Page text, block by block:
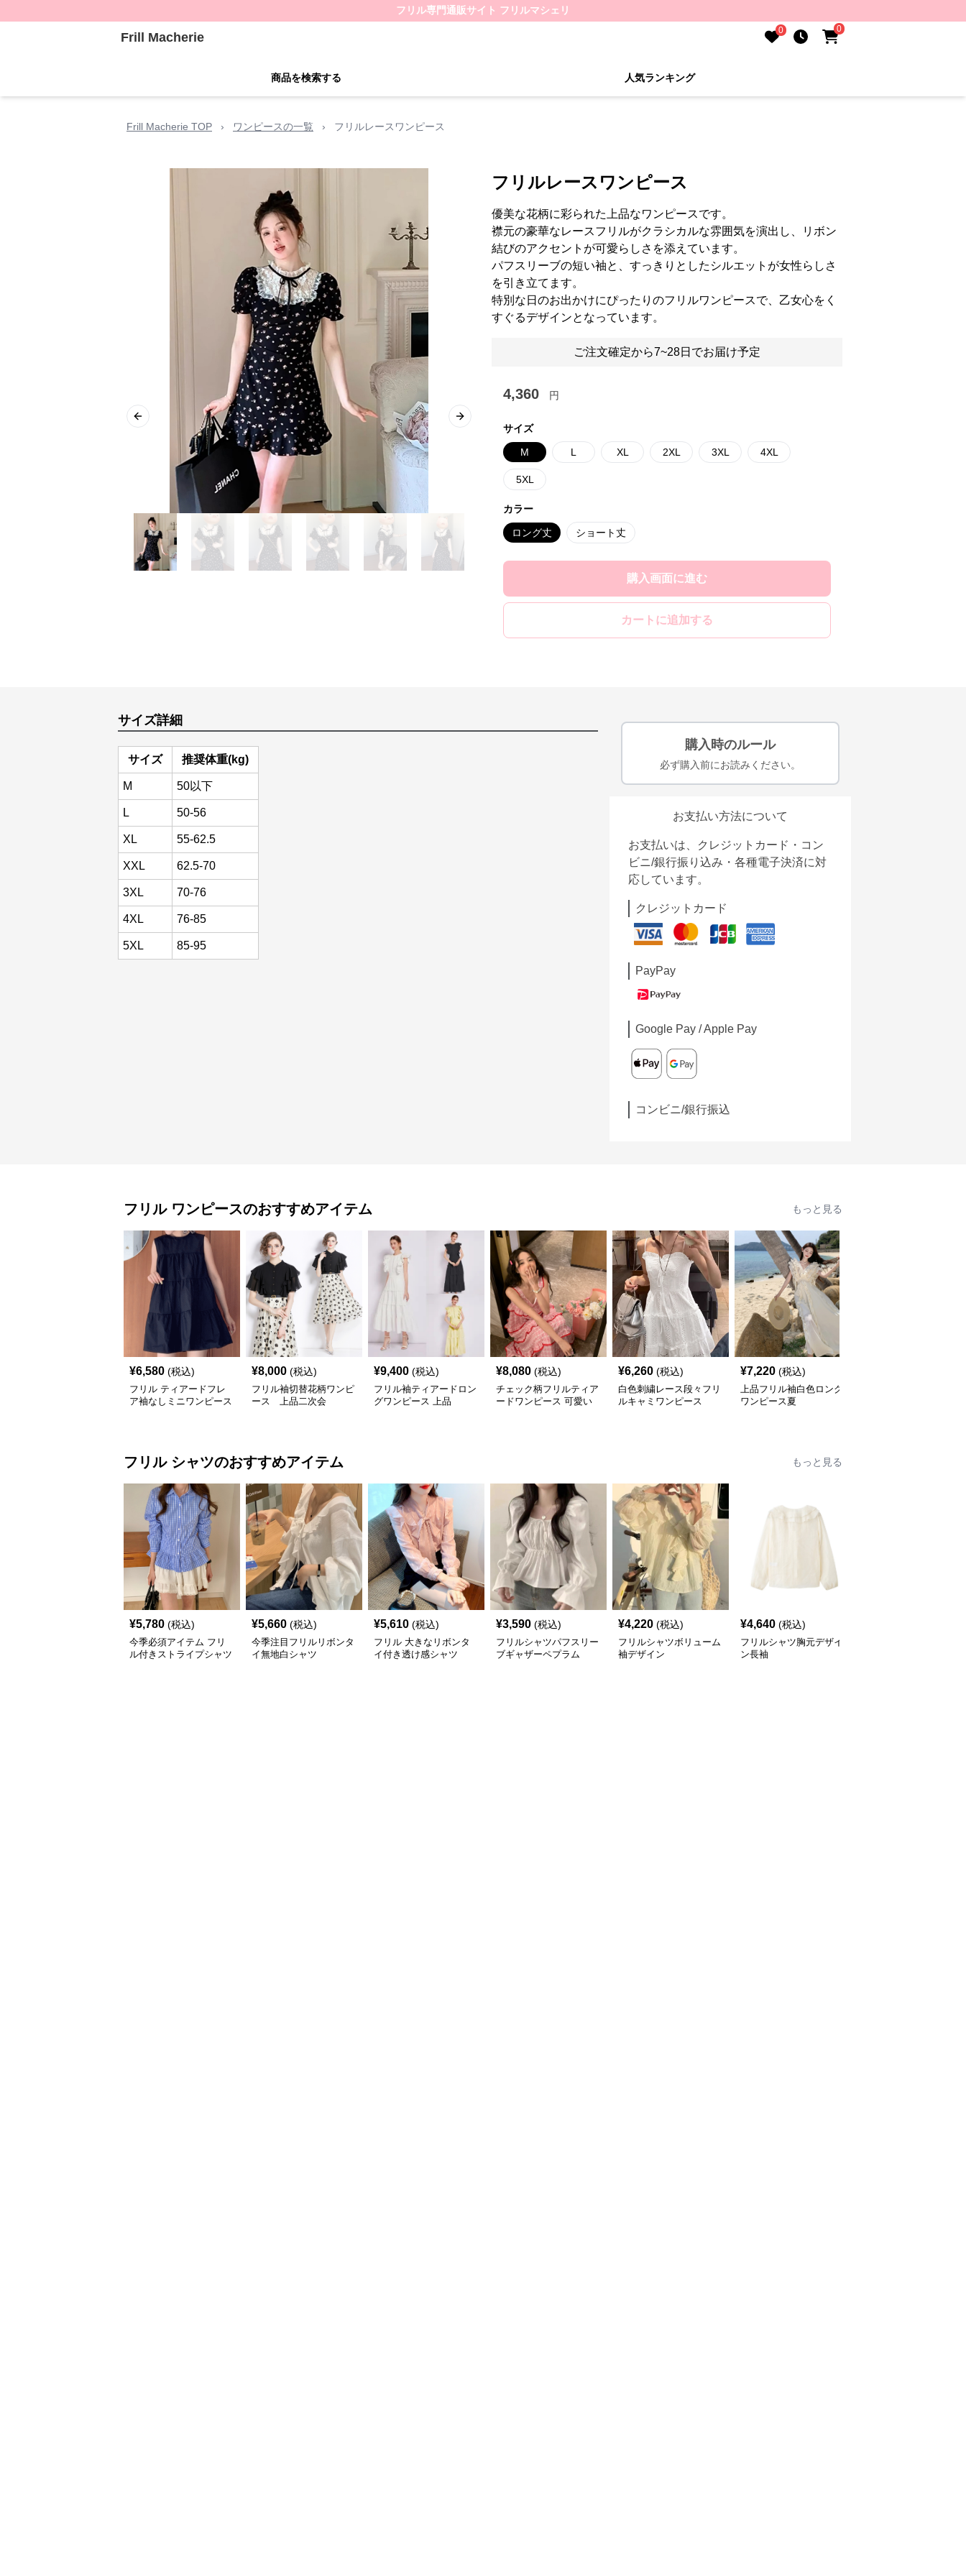
フリル専門通販サイト フリルマシェリ
Frill Macherie 0 0
商品を検索する 人気ランキング
Frill Macherie TOP › ワンピースの一覧 › フリルレースワンピース
Previous slide Next slide
フリルレースワンピース
優美な花柄に彩られた上品なワンピースです。
襟元の豪華なレースフリルがクラシカルな雰囲気を演出し、リボン
結びのアクセントが可愛らしさを添えています。
パフスリーブの短い袖と、すっきりとしたシルエットが女性らしさ
を引き立てます。
特別な日のお出かけにぴったりのフリルワンピースで、乙女心をく
すぐるデザインとなっています。
ご注文確定から7~28日でお届け予定
4,360 円
サイズ
M L XL 2XL 3XL 4XL
5XL
カラー
ロング丈 ショート丈
購入画面に進む
カートに追加する
サイズ詳細
サイズ 推奨体重(kg)
M 50以下
L 50-56
XL 55-62.5
XXL 62.5-70
3XL 70-76
4XL 76-85
5XL 85-95
購入時のルール
必ず購入前にお読みください。
お支払い方法について
お支払いは、クレジットカード・コン
ビニ/銀行振り込み・各種電子決済に対
応しています。
クレジットカード
PayPay
Google Pay / Apple Pay
コンビニ/銀行振込
フリル ワンピースのおすすめアイテム もっと見る
¥6,580 (税込)
フリル ティアードフレ
ア袖なしミニワンピース
¥8,000 (税込)
フリル袖切替花柄ワンピ
ース 上品二次会
¥9,400 (税込)
フリル袖ティアードロン
グワンピース 上品
¥8,080 (税込)
チェック柄フリルティア
ードワンピース 可愛い
¥6,260 (税込)
白色刺繍レース段々フリ
ルキャミワンピース
¥7,220 (税込)
上品フリル袖白色ロング
ワンピース夏
フリル シャツのおすすめアイテム もっと見る
¥5,780 (税込)
今季必須アイテム フリ
ル付きストライプシャツ
¥5,660 (税込)
今季注目フリルリボンタ
イ無地白シャツ
¥5,610 (税込)
フリル 大きなリボンタ
イ付き透け感シャツ
¥3,590 (税込)
フリルシャツパフスリー
ブギャザーペプラム
¥4,220 (税込)
フリルシャツボリューム
袖デザイン
¥4,640 (税込)
フリルシャツ胸元デザイ
ン長袖